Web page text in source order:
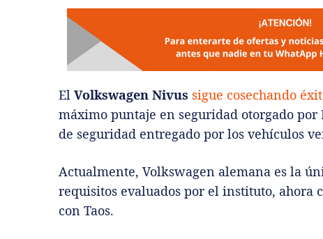
El Volkswagen Nivus sigue cosechando
máximo puntaje en seguridad otorgado
de seguridad entregado por los vehículos
Actualmente, Volkswagen alemana es la
requisitos evaluados por el instituto, ahora
con Taos.